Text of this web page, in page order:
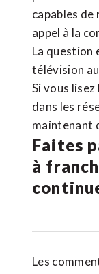
capables de
appel à la
La question
télévision
Si vous
dans les
maintenant
Faites
à
Les